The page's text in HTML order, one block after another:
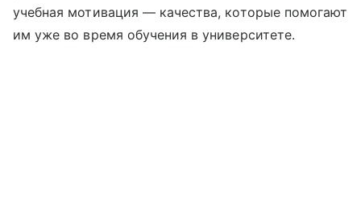
учебная мотивация — качества, которые помогают
им уже во время обучения в университете.